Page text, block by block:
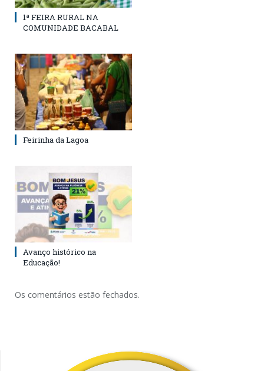
1ª FEIRA RURAL NA
COMUNIDADE BACABAL
Feirinha da Lagoa
Avanço histórico na
Educação!
Os comentários estão fechados.